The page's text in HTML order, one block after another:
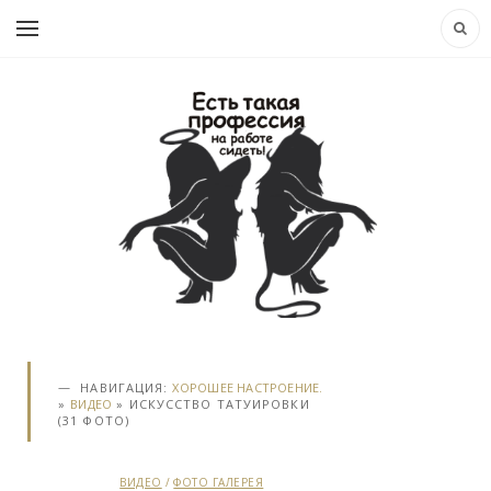
НАВИГАЦИЯ:ХОРОШЕЕ НАСТРОЕНИЕ.
» ВИДЕО » ИСКУССТВО ТАТУИРОВКИ
(31 ФОТО)
ВИДЕО /ФОТО ГАЛЕРЕЯ